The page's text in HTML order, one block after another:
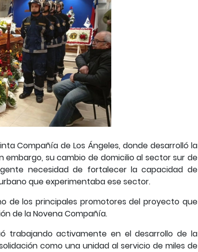
Compañía de Los Ángeles, donde desarrolló la
su cambio de domicilio al sector sur de
necesidad de fortalecer la capacidad de
que experimentaba ese sector.
de los principales promotores del proyecto que
de la Novena Compañía.
trabajando activamente en el desarrollo de la
como una unidad al servicio de miles de